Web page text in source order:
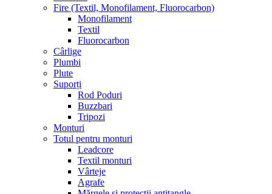
Fire (Textil, Monofilament, Fluorocarbon)
Monofilament
Textil
Fluorocarbon
Cârlige
Plumbi
Plute
Suporți
Rod Poduri
Buzzbari
Tripozi
Monturi
Totul pentru monturi
Leadcore
Textil monturi
Vârteje
Agrafe